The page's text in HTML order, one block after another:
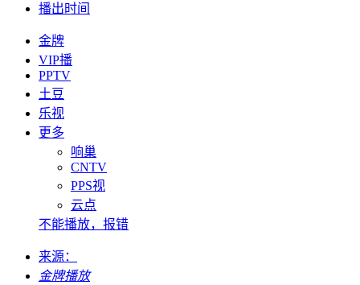
播出时间
金牌
VIP播
PPTV
土豆
乐视
更多
响巢
CNTV
PPS视
云点
不能播放，报错
来源：
金牌播放